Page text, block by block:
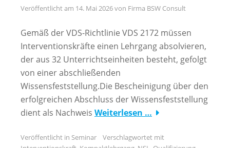
Veröffentlicht am 14. Mai 2026von Firma BSW Consult
Gemäß der VDS-Richtlinie VDS 2172 müssen
Interventionskräfte einen Lehrgang absolvieren,
der aus 32 Unterrichtseinheiten besteht, gefolgt
von einer abschließenden
Wissensfeststellung.Die Bescheinigung über den
erfolgreichen Abschluss der Wissensfeststellung
dient als Nachweis Weiterlesen …
Veröffentlicht in Seminar
Verschlagwortet mit